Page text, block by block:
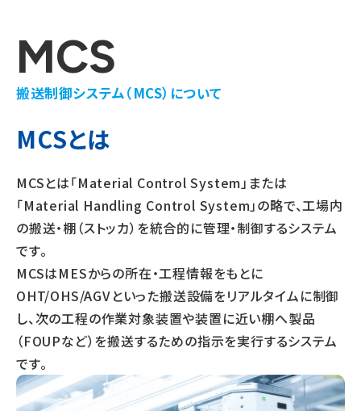
搬送制御システム（MCS）について
MCS
MCSとは
MCSとは「Material Control System」または
「Material Handling Control System」の略で、工場内
の搬送・棚（ストッカ）を統合的に管理・制御するシステム
です。
MCSはMESからの所在・工程情報をもとに
OHT/OHS/AGVといった搬送設備をリアルタイムに制御
し、次の工程の作業対象装置や装置に近い棚へ製品
（FOUPなど）を搬送するための指示を実行するシステム
です。